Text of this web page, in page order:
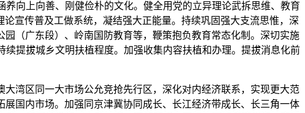
向上向善、刚健俭朴的文化。健全用党的立异理论武拆思维、教育
宣传普及工做系统，凝结强大正能量。持续巩固强大支流思惟，深
（广东段）、岭南国防教育等，鞭策抱负教育常态化制。深切实施
提拔城乡文明扶植程度。加强收集内容扶植和办理。提拔消息化前
湾区同一大市场公允竞抢先行区，深化对内经济联系，实现更大范
国内市场。加强同京津冀协同成长、长江经济带成长、长三角一体